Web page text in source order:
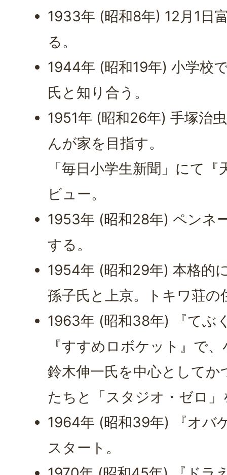
1933年 (昭和8年) 12月1日
る。
1944年 (昭和19年) 小学校
氏と知り合う。
1951年 (昭和26年) 手塚治
んが家を目指す。
「毎日小学生新聞」にて
ビュー。
1953年 (昭和28年) ペンネ
する。
1954年 (昭和29年) 本格的
孫子氏と上京。トキワ荘の
1963年 (昭和38年) 『てぶ
『すすめロボケット』で
鈴木伸一氏を中心として
たちと「スタジオ・ゼロ」
1964年 (昭和39年) 『オバ
スタート。